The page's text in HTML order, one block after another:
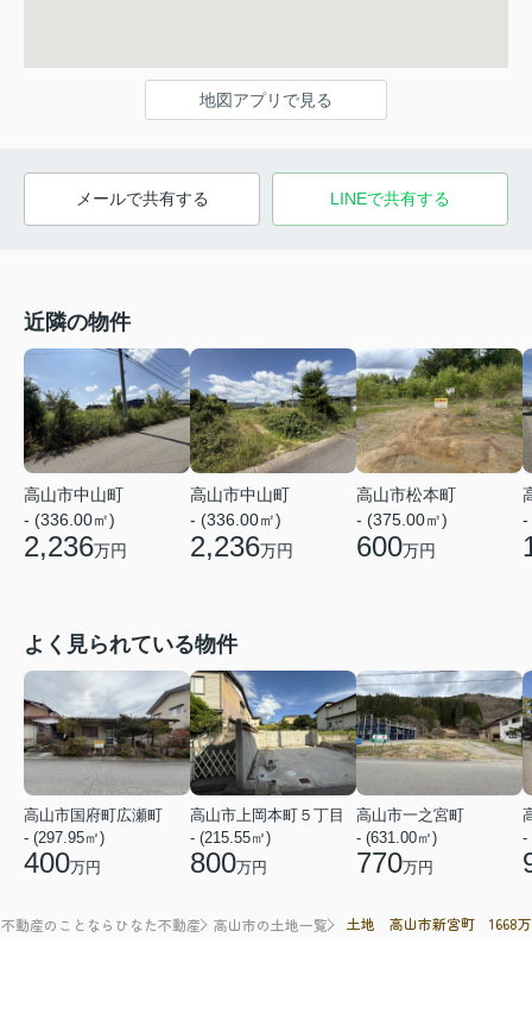
地図アプリで見る
メールで共有する LINEで共有する
近隣の物件
高山市中山町
- (336.00㎡)
2,236万円
高山市中山町
- (336.00㎡)
2,236万円
高山市松本町
- (375.00㎡)
600万円
-
よく見られている物件
高山市国府町広瀬町
- (297.95㎡)
400万円
高山市上岡本町５丁目
- (215.55㎡)
800万円
高山市一之宮町
- (631.00㎡)
770万円
-
動産のことならひなた不動産 高山市の土地一覧 土地 高山市新宮町 1668万